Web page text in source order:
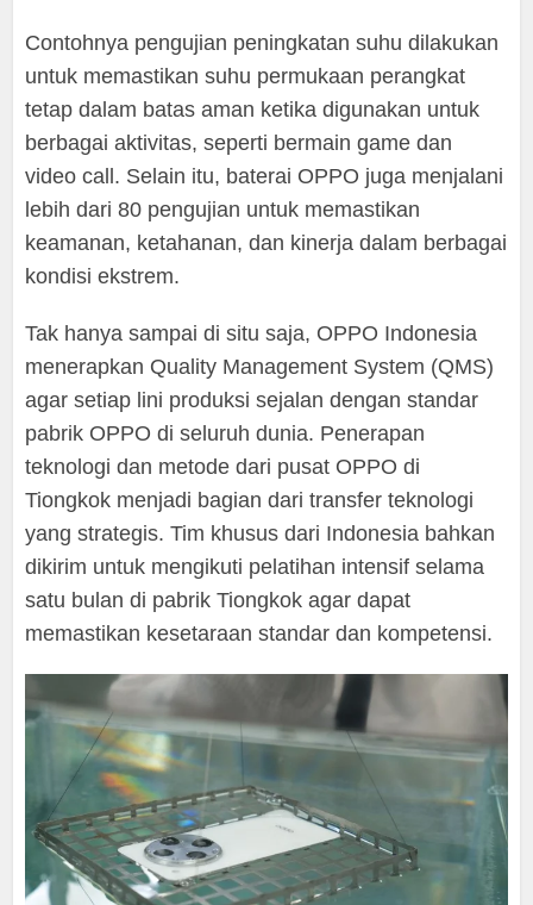
Contohnya pengujian peningkatan suhu dilakukan
untuk memastikan suhu permukaan perangkat
tetap dalam batas aman ketika digunakan untuk
berbagai aktivitas, seperti bermain game dan
video call. Selain itu, baterai OPPO juga menjalani
lebih dari 80 pengujian untuk memastikan
keamanan, ketahanan, dan kinerja dalam berbagai
kondisi ekstrem.
Tak hanya sampai di situ saja, OPPO Indonesia
menerapkan Quality Management System (QMS)
agar setiap lini produksi sejalan dengan standar
pabrik OPPO di seluruh dunia. Penerapan
teknologi dan metode dari pusat OPPO di
Tiongkok menjadi bagian dari transfer teknologi
yang strategis. Tim khusus dari Indonesia bahkan
dikirim untuk mengikuti pelatihan intensif selama
satu bulan di pabrik Tiongkok agar dapat
memastikan kesetaraan standar dan kompetensi.